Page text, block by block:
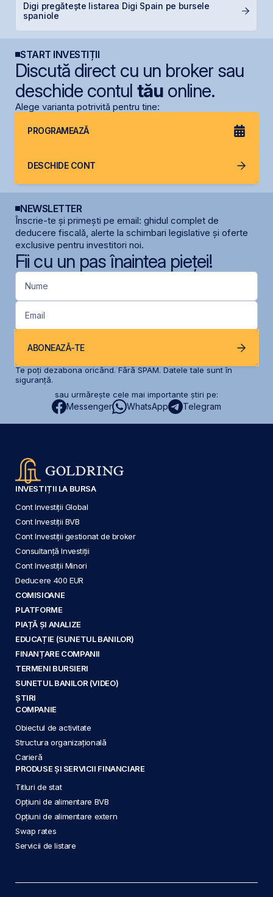
Digi pregătește listarea Digi Spain pe bursele
spaniole
START INVESTIȚII
Discută direct cu un broker sau
deschide contul tăuonline.
Alege varianta potrivită pentru tine:
PROGRAMEAZĂ
DESCHIDE CONT
NEWSLETTER
Înscrie-te și primești pe email: ghidul complet de
deducere fiscală, alerte la schimbari legislative și oferte
exclusive pentru investitori noi.
Fii cu un pas înaintea pieței!
Nume
Email
ABONEAZĂ-TE
Te poți dezabona oricând. Fără SPAM. Datele tale sunt în
siguranță.
sau urmărește cele mai importante știri pe:
Messenger WhatsApp Telegram
INVESTIȚII LA BURSA
Cont Investiții Global
Cont Investiții BVB
Cont Investiții gestionat de broker
Consultanță Investiții
Cont Investiții Minori
Deducere 400 EUR
COMISIOANE
PLATFORME
PIAȚĂ ȘI ANALIZE
EDUCAȚIE (SUNETUL BANILOR)
FINANȚARE COMPANII
TERMENI BURSIERI
SUNETUL BANILOR (VIDEO)
ȘTIRI
COMPANIE
Obiectul de activitate
Structura organizațională
Carieră
PRODUSE ȘI SERVICII FINANCIARE
Titluri de stat
Opțiuni de alimentare BVB
Opțiuni de alimentare extern
Swap rates
Servicii de listare